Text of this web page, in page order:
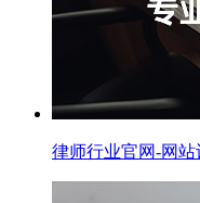
律师行业官网-网